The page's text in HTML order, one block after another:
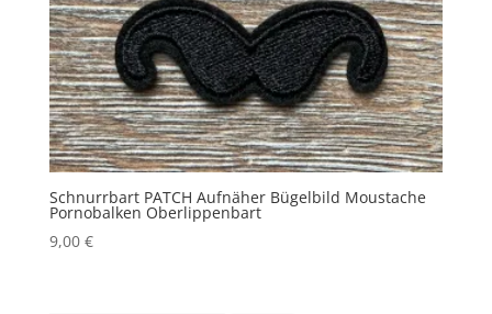
Schnurrbart PATCH Aufnäher Bügelbild Moustache
Pornobalken Oberlippenbart
9,00 €